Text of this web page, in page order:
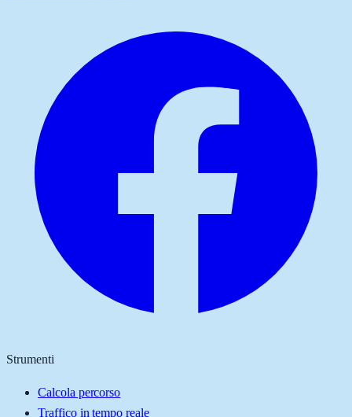
Strumenti
Calcola percorso
Traffico in tempo reale